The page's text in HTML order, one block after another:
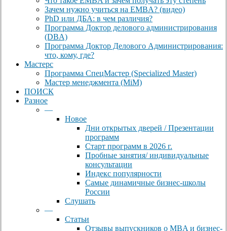
Зачем нужно учиться на EMBA? (видео)
PhD или ДБА: в чем различия?
Программа Доктор делового администрирования
(DBА)
Программа Доктор Делового Администрирования:
что, кому, где?
Мастерс
Программа СпецМастер (Specialized Master)
Мастер менеджмента (MiM)
ПОИСК
Разное
—
Новое
Дни открытых дверей / Презентации
программ
Старт программ в 2026 г.
Пробные занятия/ индивидуальные
консультации
Индекс популярности
Самые динамичные бизнес-школы
России
Слушать
—
Статьи
Отзывы выпускников о MBA и бизнес-